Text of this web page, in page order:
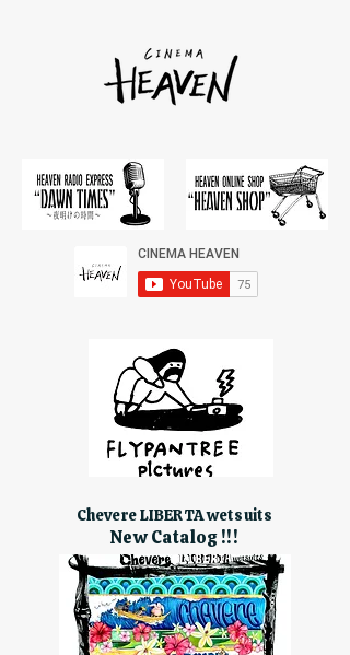
Chevere LIBERTA wetsuits
New Catalog !!!